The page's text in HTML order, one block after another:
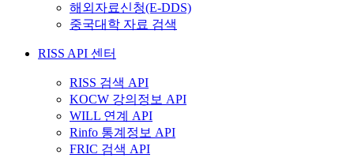
해외자료신청(E-DDS)
중국대학 자료 검색
RISS API 센터
RISS 검색 API
KOCW 강의정보 API
WILL 연계 API
Rinfo 통계정보 API
FRIC 검색 API